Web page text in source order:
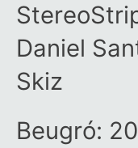
Daniel
Skiz
Beugró: